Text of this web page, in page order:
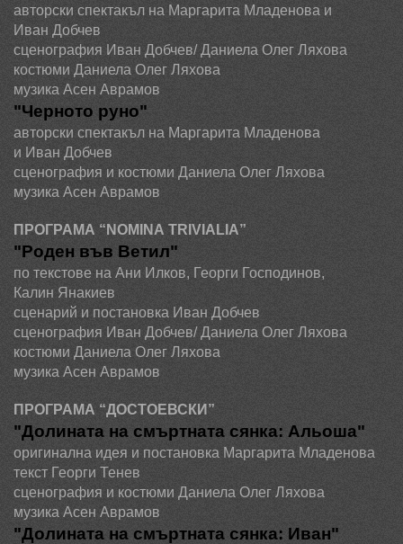
авторски спектакъл на Маргарита Младенова и
Иван Добчев
сценография Иван Добчев/ Даниела Олег Ляхова
костюми Даниела Олег Ляхова
музика Асен Аврамов
"Черното руно"
авторски спектакъл на Маргарита Младенова
и Иван Добчев
сценография и костюми Даниела Олег Ляхова
музика Асен Аврамов
ПРОГРАМА “ NOMINA TRIVIALIA”
"Роден във Ветил"
по текстове на Ани Илков, Георги Господинов,
Калин Янакиев
сценарий и постановка Иван Добчев
сценография Иван Добчев/ Даниела Олег Ляхова
костюми Даниела Олег Ляхова
музика Асен Аврамов
ПРОГРАМА “ДОСТОЕВСКИ”
"Долината на смъртната сянка: Альоша"
оригинална идея и постановка Маргарита Младенова
текст Георги Тенев
сценография и костюми Даниела Олег Ляхова
музика Асен Аврамов
"Долината на смъртната сянка: Иван"